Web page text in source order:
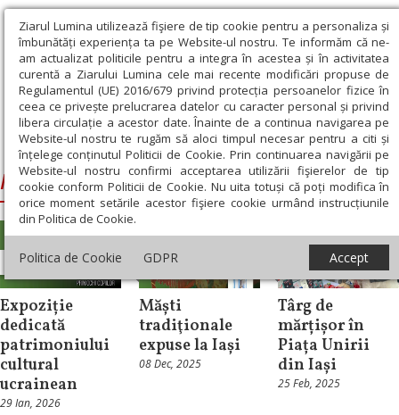
Ziarul Lumina utilizează fişiere de tip cookie pentru a personaliza și
îmbunătăți experiența ta pe Website-ul nostru. Te informăm că ne-
am actualizat politicile pentru a integra în acestea și în activitatea
curentă a Ziarului Lumina cele mai recente modificări propuse de
Regulamentul (UE) 2016/679 privind protecția persoanelor fizice în
ceea ce privește prelucrarea datelor cu caracter personal și privind
libera circulație a acestor date. Înainte de a continua navigarea pe
Website-ul nostru te rugăm să aloci timpul necesar pentru a citi și
înțelege conținutul Politicii de Cookie. Prin continuarea navigării pe
Website-ul nostru confirmi acceptarea utilizării fişierelor de tip
cookie conform Politicii de Cookie. Nu uita totuși că poți modifica în
orice moment setările acestor fişiere cookie urmând instrucțiunile
din Politica de Cookie.
Politica de Cookie GDPR Accept
Ziarul Lumina › Muzeul Etnografic al Moldovei
Muzeul Etnografic al Moldovei
Cultură
Expoziție
dedicată
patrimoniului
cultural
ucrainean
29 Ian, 2026
Cultură
Măști
tradiţionale
expuse la Iași
08 Dec, 2025
Târg de
mărțișor în
Piața Unirii
din Iași
25 Feb, 2025